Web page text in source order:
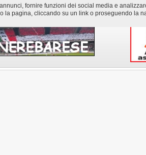
fornire funzioni dei social media e
la pagina, cliccando su un link o proseguendo la